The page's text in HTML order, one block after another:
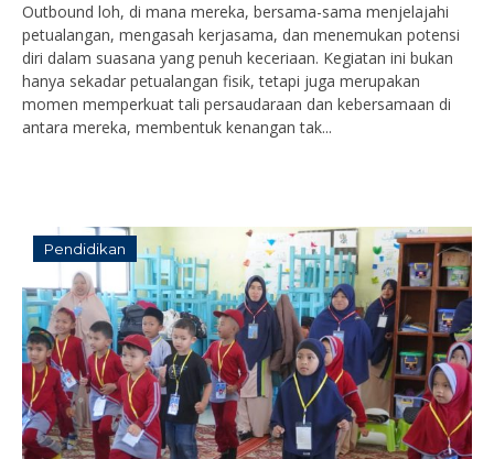
Outbound loh, di mana mereka, bersama-sama menjelajahi
petualangan, mengasah kerjasama, dan menemukan potensi
diri dalam suasana yang penuh keceriaan. Kegiatan ini bukan
hanya sekadar petualangan fisik, tetapi juga merupakan
momen memperkuat tali persaudaraan dan kebersamaan di
antara mereka, membentuk kenangan tak...
Pendidikan